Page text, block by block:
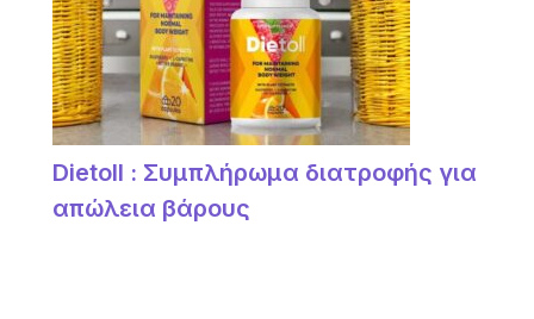
Dietoll : Συμπλήρωμα διατροφής για
απώλεια βάρους